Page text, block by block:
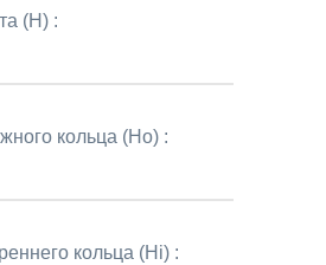
(H) :
кольца (Ho) :
кольца (Hi) :